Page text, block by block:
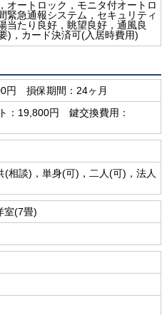
オートロック，モニタ付オートロ
緊急通報システム，セキュリティ
当たり良好，眺望良好，通風良
)，カード決済可(入居時費用)
円 損保期間：24ヶ月
：19,800円 鍵交換費用：
(相談)，単身(可)，二人(可)，法人
(7畳)